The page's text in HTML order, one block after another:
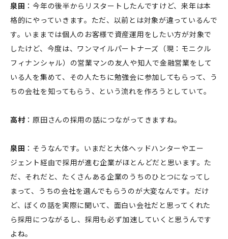
泉田 ：今年の後半からリスタートしたんですけど、来年は本
格的にやっていきます。ただ、以前とは対象が違っているんで
す。いままでは個人のお客様で資産運用をしたい方が対象で
したけど、今度は、ワンマイルパートナーズ（現：モニクル
フィナンシャル）の営業マンの友人や知人で金融営業をして
いる人を集めて、その人たちに勉強会に参加してもらって、う
ちの会社を知ってもらう、という流れを作ろうとしていて。
高村：原田さんの採用の話につながってきますね。
泉田 ：そうなんです。いまだと大体ヘッドハンターやエー
ジェント経由で採用が進む企業がほとんどだと思います。た
だ、それだと、たくさんある企業のうちのひとつになってし
まって、うちの会社を選んでもらうのが大変なんです。だけ
ど、ぼくの話を実際に聞いて、面白い会社だと思ってくれた
ら採用につながるし、採用も必ず加速していくと思うんです
よね。